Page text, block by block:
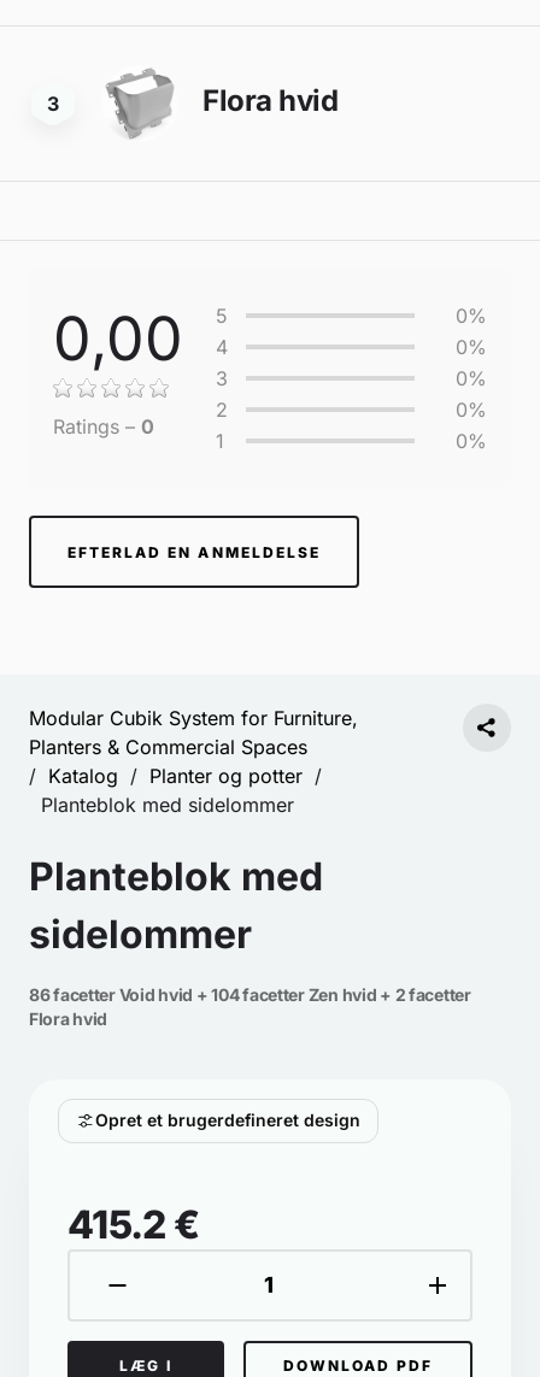
3 Flora hvid
0,00
Ratings – 0
5
0%
4
0%
3
0%
2
0%
1
0%
EFTERLAD EN ANMELDELSE
Modular Cubik System for Furniture,
Planters & Commercial Spaces
/ Katalog / Planter og potter /
Planteblok med sidelommer
Planteblok med
sidelommer
86 facetter Void hvid + 104 facetter Zen hvid + 2 facetter
Flora hvid
Opret et brugerdefineret design
415.2 €
LÆG I
DOWNLOAD PDF